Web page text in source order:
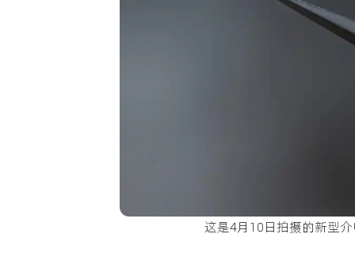
这是4月10日拍摄的新型